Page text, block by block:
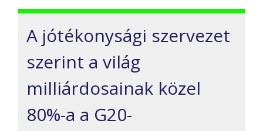
A jótékonysági szervezet
szerint a világ
milliárdosainak közel
80%-a a G20-